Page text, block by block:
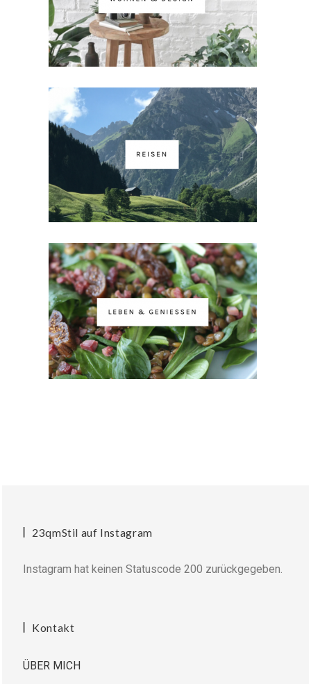
23qmStil auf Instagram
Instagram hat keinen Statuscode 200 zurückgegeben.
Kontakt
ÜBER MICH